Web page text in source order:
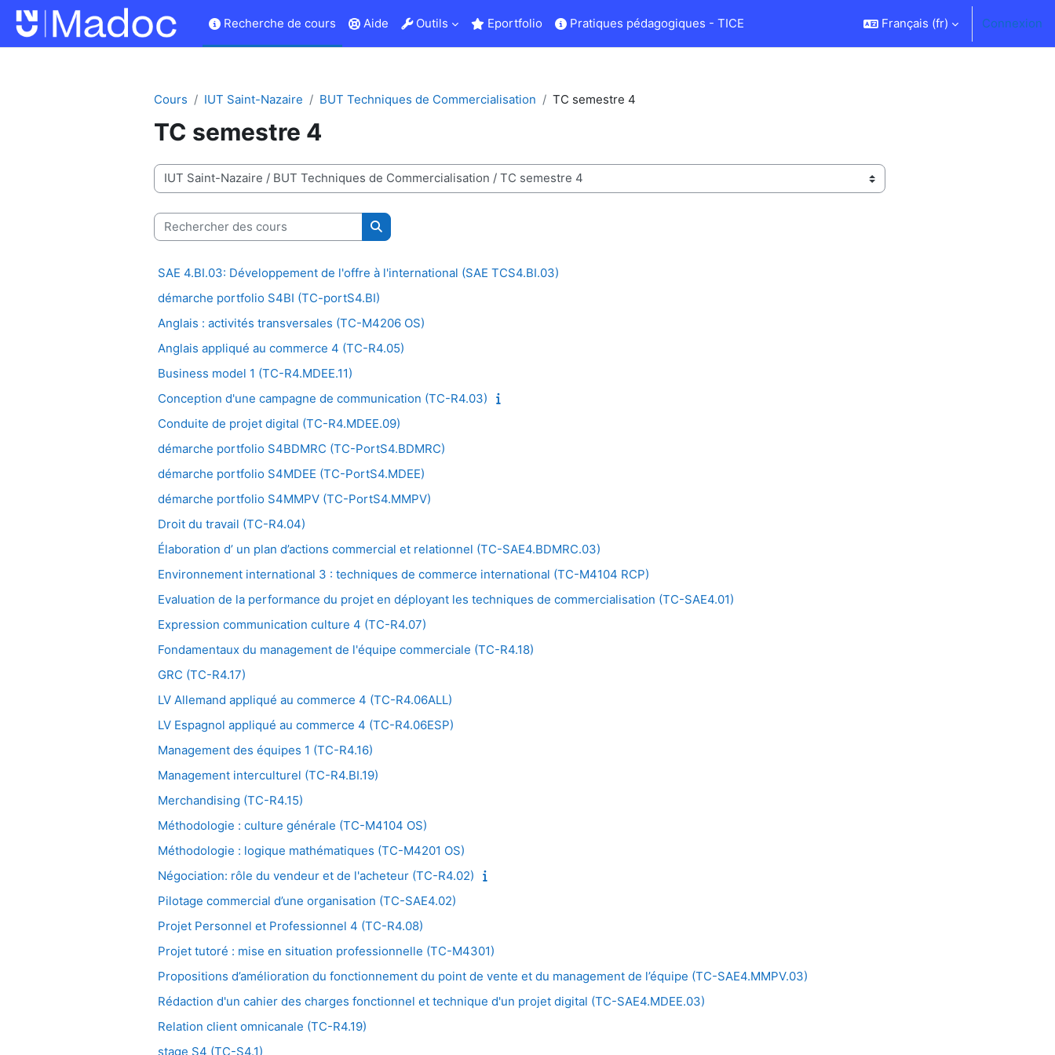
Passer au contenu principal
Recherche de cours
Aide Outils Eportfolio Pratiques pédagogiques - TICE Français ‎(fr)‎ Connexion
Cours IUT Saint-Nazaire BUT Techniques de Commercialisation TC semestre 4
TC semestre 4
Catégories de cours
Rechercher des cours
Rechercher des cours
SAE 4.BI.03: Développement de l'offre à l'international (SAE TCS4.BI.03)
démarche portfolio S4BI (TC-portS4.BI)
Anglais : activités transversales (TC-M4206 OS)
Anglais appliqué au commerce 4 (TC-R4.05)
Business model 1 (TC-R4.MDEE.11)
Conception d'une campagne de communication (TC-R4.03)
Conduite de projet digital (TC-R4.MDEE.09)
démarche portfolio S4BDMRC (TC-PortS4.BDMRC)
démarche portfolio S4MDEE (TC-PortS4.MDEE)
démarche portfolio S4MMPV (TC-PortS4.MMPV)
Droit du travail (TC-R4.04)
Élaboration d’ un plan d’actions commercial et relationnel (TC-SAE4.BDMRC.03)
Environnement international 3 : techniques de commerce international (TC-M4104 RCP)
Evaluation de la performance du projet en déployant les techniques de commercialisation (TC-SAE4.01)
Expression communication culture 4 (TC-R4.07)
Fondamentaux du management de l'équipe commerciale (TC-R4.18)
GRC (TC-R4.17)
LV Allemand appliqué au commerce 4 (TC-R4.06ALL)
LV Espagnol appliqué au commerce 4 (TC-R4.06ESP)
Management des équipes 1 (TC-R4.16)
Management interculturel (TC-R4.BI.19)
Merchandising (TC-R4.15)
Méthodologie : culture générale (TC-M4104 OS)
Méthodologie : logique mathématiques (TC-M4201 OS)
Négociation: rôle du vendeur et de l'acheteur (TC-R4.02)
Pilotage commercial d’une organisation (TC-SAE4.02)
Projet Personnel et Professionnel 4 (TC-R4.08)
Projet tutoré : mise en situation professionnelle (TC-M4301)
Propositions d’amélioration du fonctionnement du point de vente et du management de l’équipe (TC-SAE4.MMPV.03)
Rédaction d'un cahier des charges fonctionnel et technique d'un projet digital (TC-SAE4.MDEE.03)
Relation client omnicanale (TC-R4.19)
stage S4 (TC-S4.1)